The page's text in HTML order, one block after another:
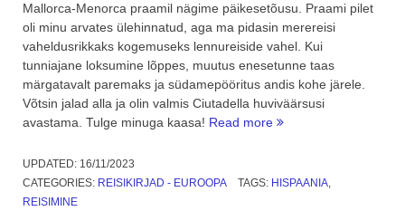
Mallorca-Menorca praamil nägime päikesetõusu. Praami pilet
oli minu arvates ülehinnatud, aga ma pidasin merereisi
vaheldusrikkaks kogemuseks lennureiside vahel. Kui
tunniajane loksumine lõppes, muutus enesetunne taas
märgatavalt paremaks ja südamepööritus andis kohe järele.
Võtsin jalad alla ja olin valmis Ciutadella huviväärsusi
avastama. Tulge minuga kaasa! Read more “Menorca,
iidsed
UPDATED: 16/11/2023
CATEGORIES: REISIKIRJAD - EUROOPA TAGS: HISPAANIA,
REISIMINE